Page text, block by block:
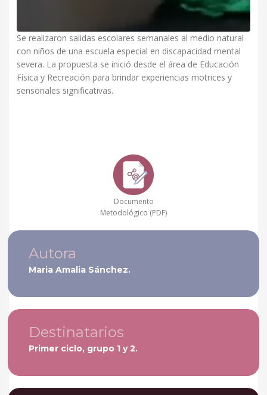
Se realizaron salidas escolares semanales al medio natural
con niños de una escuela especial en discapacidad mental
severa. La propuesta se inició desde el área de Educación
Física y Recreación para brindar experiencias motrices y
sensoriales significativas.
Documento
Metodológico (PDF)
Autora
Maria Amalia Sánchez.
Destinatarios
Primer ciclo, grupo 1 y 2.